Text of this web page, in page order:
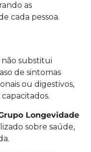
as
cada pessoa.
substitui
de sintomas
ou digestivos,
Longevidade
sobre saúde,